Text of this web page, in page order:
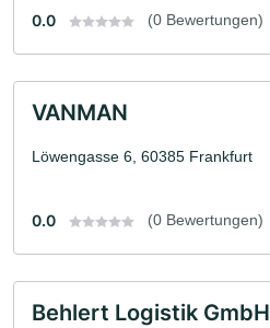
0.0 (0 Bewertungen)
VANMAN
Löwengasse 6, 60385 Frankfurt
0.0 (0 Bewertungen)
Behlert Logistik GmbH